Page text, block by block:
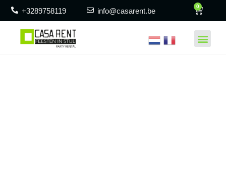
+3289758119 info@casarent.be 0